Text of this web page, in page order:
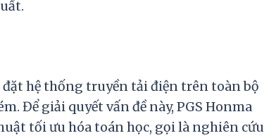
đặt hệ thống truyền tải điện trên toàn bộ
Để giải quyết vấn đề này, PGS Honma
tối ưu hóa toán học, gọi là nghiên cứu